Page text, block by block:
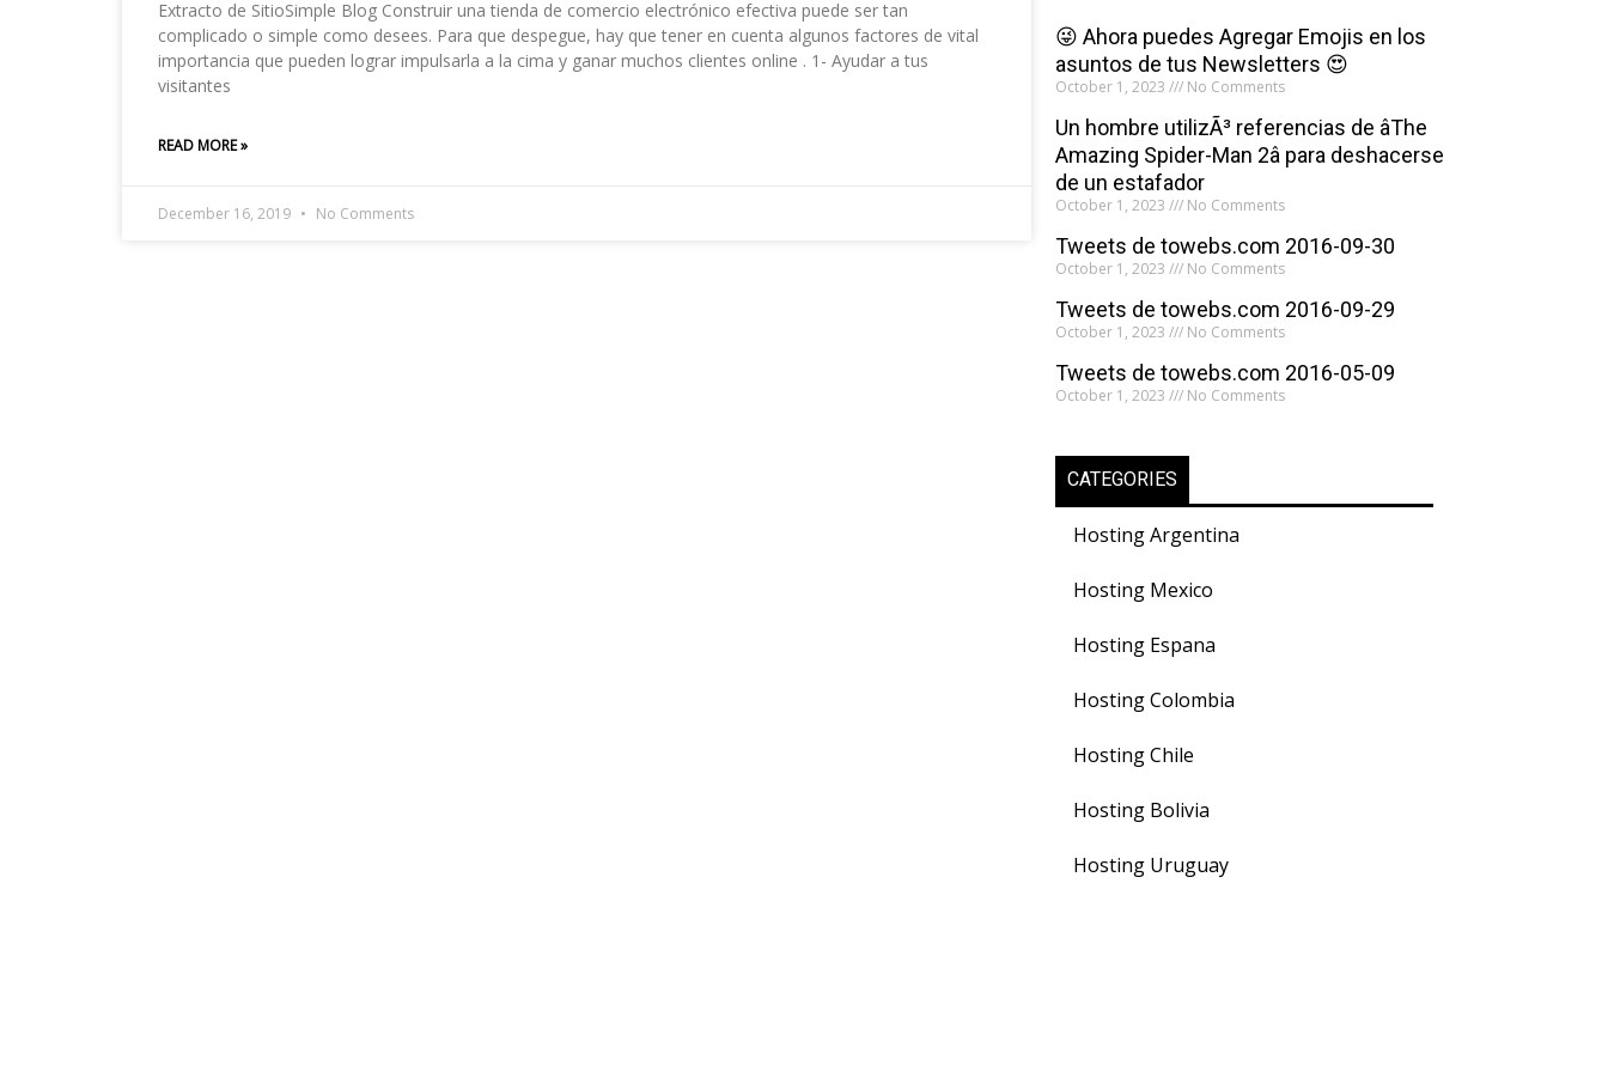
Extracto de SitioSimple Blog Construir una tienda de comercio electrónico efectiva puede ser tan
complicado o simple como desees. Para que despegue, hay que tener en cuenta algunos factores de vital
importancia que pueden lograr impulsarla a la cima y ganar muchos clientes online . 1- Ayudar a tus
visitantes
READ MORE »
December 16, 2019 No Comments
😜 Ahora puedes Agregar Emojis en los
asuntos de tus Newsletters 😍
October 1, 2023 No Comments
Un hombre utilizÃ³ referencias de âThe
Amazing Spider-Man 2â para deshacerse
de un estafador
October 1, 2023 No Comments
Tweets de towebs.com 2016-09-30
October 1, 2023 No Comments
Tweets de towebs.com 2016-09-29
October 1, 2023 No Comments
Tweets de towebs.com 2016-05-09
October 1, 2023 No Comments
CATEGORIES
Hosting Argentina
Hosting Mexico
Hosting Espana
Hosting Colombia
Hosting Chile
Hosting Bolivia
Hosting Uruguay